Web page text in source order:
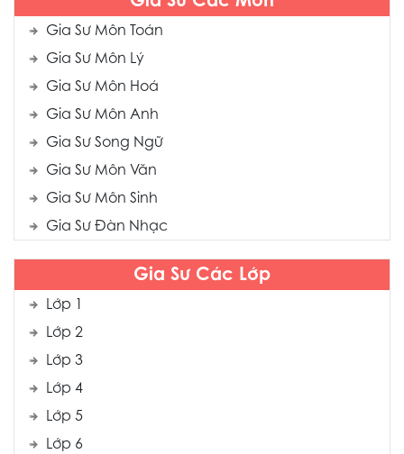
Gia Sư Môn Toán
Gia Sư Môn Lý
Gia Sư Môn Hoá
Gia Sư Môn Anh
Gia Sư Song Ngữ
Gia Sư Môn Văn
Gia Sư Môn Sinh
Gia Sư Đàn Nhạc
Gia Sư Các Lớp
Lớp 1
Lớp 2
Lớp 3
Lớp 4
Lớp 5
Lớp 6